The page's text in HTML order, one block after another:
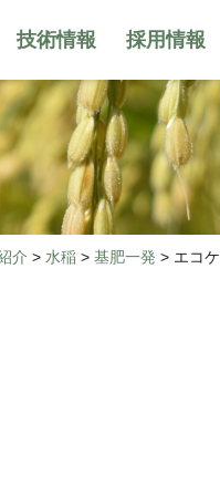
技術情報 採用情報
介 > 水稲 > 基肥一発 > エコ